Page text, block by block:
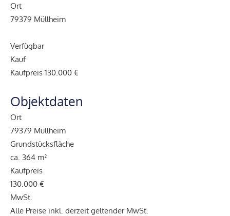
Ort
79379 Müllheim
Verfügbar
Kauf
Kaufpreis 130.000 €
Objektdaten
Ort
79379 Müllheim
Grundstücksfläche
ca. 364 m²
Kaufpreis
130.000 €
MwSt.
Alle Preise inkl. derzeit geltender MwSt.